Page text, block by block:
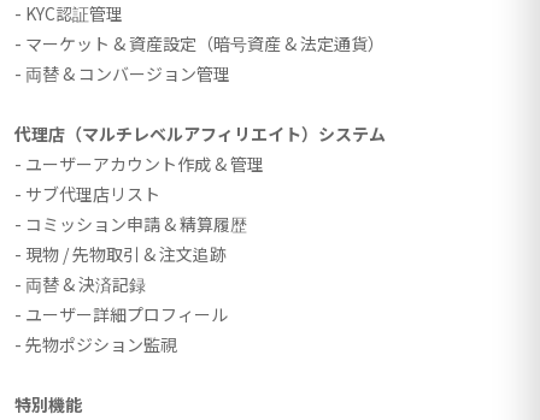
- KYC認証管理
- マーケット & 資産設定（暗号資産 & 法定通貨）
- 両替 & コンバージョン管理
代理店（マルチレベルアフィリエイト）システム
- ユーザーアカウント作成 & 管理
- サブ代理店リスト
- コミッション申請 & 精算履歴
- 現物 / 先物取引 & 注文追跡
- 両替 & 決済記録
- ユーザー詳細プロフィール
- 先物ポジション監視
特別機能